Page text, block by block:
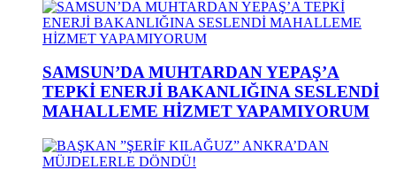
SAMSUN’DA MUHTARDAN YEPAŞ’A
TEPKİ ENERJİ BAKANLIĞINA SESLENDİ
MAHALLEME HİZMET YAPAMIYORUM